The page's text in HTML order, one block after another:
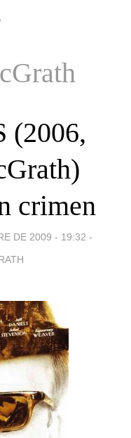
(2006,
crimen
DE 2009 - 19:32 -